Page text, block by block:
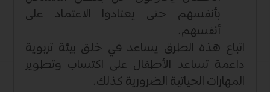
بأنفسهم حتى يعتادوا الاعتماد على
أنفسهم.
اتباع هذه الطرق يساعد في خلق بيئة تربوية
داعمة تساعد الأطفال على اكتساب وتطوير
المهارات الحياتية الضرورية كذلك.